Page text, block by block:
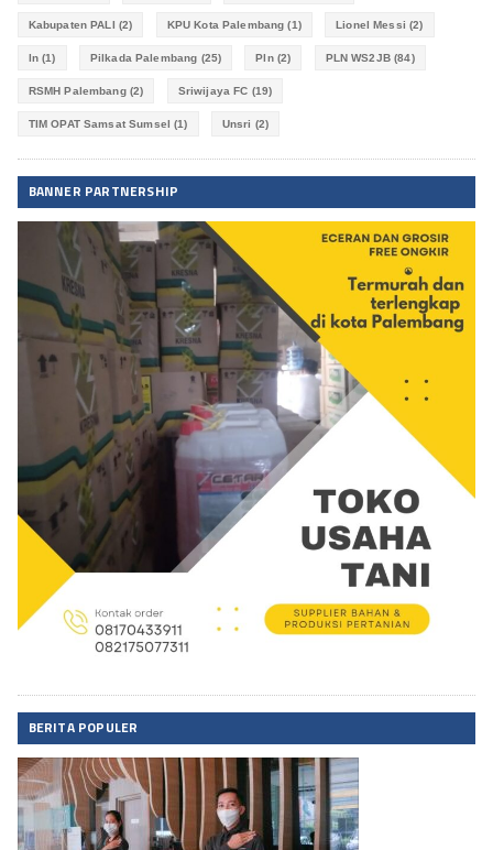
Kabupaten PALI (2) KPU Kota Palembang (1) Lionel Messi (2)
ln (1) Pilkada Palembang (25) Pln(2) PLN WS2JB(84)
RSMH Palembang(2) Sriwijaya FC (19)
TIM OPAT Samsat Sumsel (1) Unsri (2)
BANNER PARTNERSHIP
BERITA POPULER